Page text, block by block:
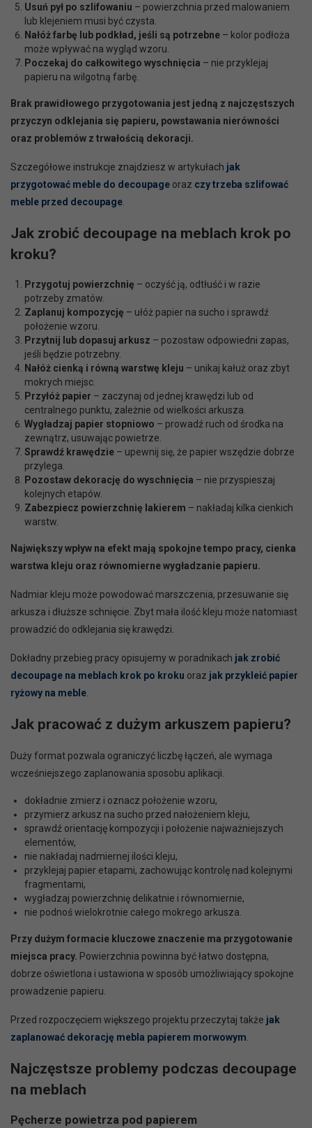
Usuń pył po szlifowaniu – powierzchnia przed malowaniem
lub klejeniem musi być czysta.
Nałóż farbę lub podkład, jeśli są potrzebne – kolor podłoża
może wpływać na wygląd wzoru.
Poczekaj do całkowitego wyschnięcia – nie przyklejaj
papieru na wilgotną farbę.
Brak prawidłowego przygotowania jest jedną z najczęstszych
przyczyn odklejania się papieru, powstawania nierówności
oraz problemów z trwałością dekoracji.
Szczegółowe instrukcje znajdziesz w artykułach jak
przygotować meble do decoupage oraz czy trzeba szlifować
meble przed decoupage
Jak zrobić decoupage na meblach krok po
kroku?
Przygotuj powierzchnię – oczyść ją, odtłuść i w razie
potrzeby zmatów.
Zaplanuj kompozycję – ułóż papier na sucho i sprawdź
położenie wzoru.
Przytnij lub dopasuj arkusz – pozostaw odpowiedni zapas,
jeśli będzie potrzebny.
Nałóż cienką i równą warstwę kleju – unikaj kałuż oraz zbyt
mokrych miejsc.
Przyłóż papier – zaczynaj od jednej krawędzi lub od
centralnego punktu, zależnie od wielkości arkusza.
Wygładzaj papier stopniowo – prowadź ruch od środka na
zewnątrz, usuwając powietrze.
Sprawdź krawędzie – upewnij się, że papier wszędzie dobrze
przylega.
Pozostaw dekorację do wyschnięcia – nie przyspieszaj
kolejnych etapów.
Zabezpiecz powierzchnię lakierem – nakładaj kilka cienkich
warstw.
Największy wpływ na efekt mają spokojne tempo pracy, cienka
warstwa kleju oraz równomierne wygładzanie papieru.
Nadmiar kleju może powodować marszczenia, przesuwanie się
arkusza i dłuższe schnięcie. Zbyt mała ilość kleju może natomiast
prowadzić do odklejania się krawędzi.
Dokładny przebieg pracy opisujemy w poradnikach jak zrobić
decoupage na meblach krok po kroku oraz jak przykleić papier
ryżowy na meble
Jak pracować z dużym arkuszem papieru?
Duży format pozwala ograniczyć liczbę łączeń, ale wymaga
wcześniejszego zaplanowania sposobu aplikacji.
dokładnie zmierz i oznacz położenie wzoru,
przymierz arkusz na sucho przed nałożeniem kleju,
sprawdź orientację kompozycji i położenie najważniejszych
elementów,
nie nakładaj nadmiernej ilości kleju,
przyklejaj papier etapami, zachowując kontrolę nad kolejnymi
fragmentami,
wygładzaj powierzchnię delikatnie i równomiernie,
nie podnoś wielokrotnie całego mokrego arkusza.
Przy dużym formacie kluczowe znaczenie ma przygotowanie
miejsca pracy. Powierzchnia powinna być łatwo dostępna,
dobrze oświetlona i ustawiona w sposób umożliwiający spokojne
prowadzenie papieru.
Przed rozpoczęciem większego projektu przeczytaj także jak
zaplanować dekorację mebla papierem morwowym
Najczęstsze problemy podczas decoupage
na meblach
Pęcherze powietrza pod papierem